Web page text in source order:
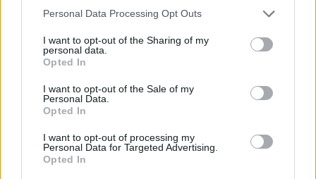
Personal Data Processing Opt Outs
I want to opt-out of the Sharing of my
personal data.
Opted In
I want to opt-out of the Sale of my
Personal Data.
Opted In
I want to opt-out of processing my
Personal Data for Targeted Advertising.
Opted In
Asfaltarbejdet er planlagt til uge 33 og 34. Hvis
tidsplanen holder, genåbner genbrugspladsen på
Over Kæret fredag den 21. august.
Følg os på Discover
Opdateret kl. 14.17
VESTER HASSING: Drømmer du om nye planter til
haven, eller vil du bare nyde et par hyggelige
timer i grønne omgivelser?